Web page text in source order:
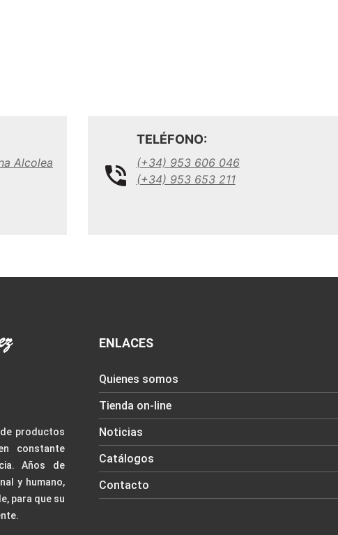
Alcolea
TELÉFONO:
(+34) 953 606 046
(+34) 953 653 211
productos
constante
Años de
y humano,
para que su
ENLACES
Quienes somos
Tienda on-line
Noticias
Catálogos
Contacto